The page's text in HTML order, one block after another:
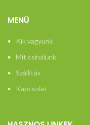
MENÜ
Kik vagyunk
Mit csinálunk
Szállítás
Kapcsolat